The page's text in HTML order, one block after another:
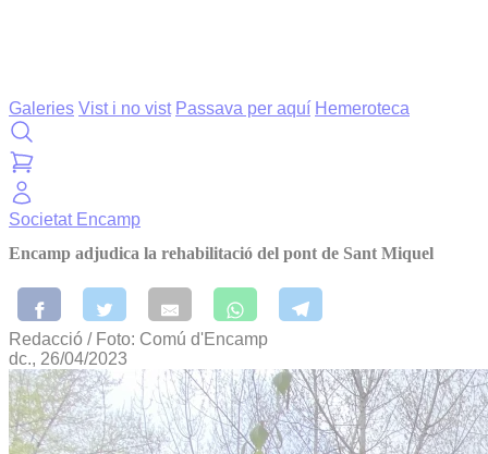
Galeries Vist i no vist Passava per aquí Hemeroteca
Societat Encamp
Encamp adjudica la rehabilitació del pont de Sant Miquel
Redacció / Foto: Comú d'Encamp
dc., 26/04/2023